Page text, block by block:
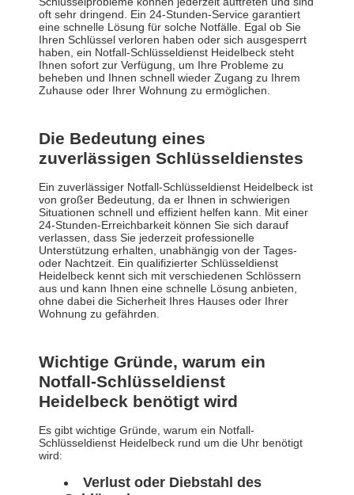
oft sehr dringend. Ein 24-Stunden-Service garantiert
eine schnelle Lösung für solche Notfälle. Egal ob Sie
Ihren Schlüssel verloren haben oder sich ausgesperrt
haben, ein Notfall-Schlüsseldienst Heidelbeck steht
Ihnen sofort zur Verfügung, um Ihre Probleme zu
beheben und Ihnen schnell wieder Zugang zu Ihrem
Zuhause oder Ihrer Wohnung zu ermöglichen.
Die Bedeutung eines
zuverlässigen Schlüsseldienstes
Ein zuverlässiger Notfall-Schlüsseldienst Heidelbeck ist
von großer Bedeutung, da er Ihnen in schwierigen
Situationen schnell und effizient helfen kann. Mit einer
24-Stunden-Erreichbarkeit können Sie sich darauf
verlassen, dass Sie jederzeit professionelle
Unterstützung erhalten, unabhängig von der Tages-
oder Nachtzeit. Ein qualifizierter Schlüsseldienst
Heidelbeck kennt sich mit verschiedenen Schlössern
aus und kann Ihnen eine schnelle Lösung anbieten,
ohne dabei die Sicherheit Ihres Hauses oder Ihrer
Wohnung zu gefährden.
Wichtige Gründe, warum ein
Notfall-Schlüsseldienst
Heidelbeck benötigt wird
Es gibt wichtige Gründe, warum ein Notfall-
Schlüsseldienst Heidelbeck rund um die Uhr benötigt
wird:
Verlust oder Diebstahl des